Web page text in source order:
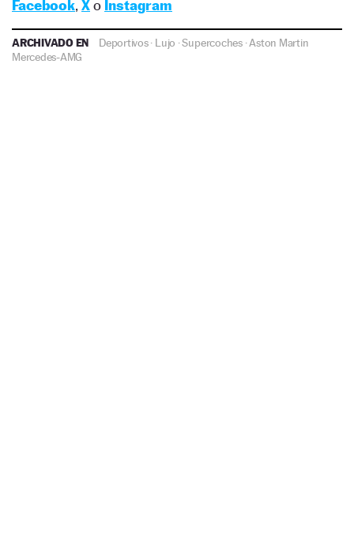
Facebook, Xo Instagram
ARCHIVADO EN Deportivos· Lujo ·Supercoches·Aston Martin
Mercedes-AMG